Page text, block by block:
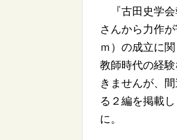
『古田史学会
さんから力作
ｍ）の成立に
教師時代の経
きませんが、
る２編を掲載
に。